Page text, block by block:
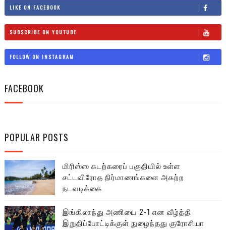
LIKE ON FACEBOOK
SUBSCRIBE ON YOUTUBE
FOLLOW ON INSTAGRAM
FACEBOOK
POPULAR POSTS
மிரிஸ்ஸ கடற்கரைப் பகுதியில் உள்ள
சட்டவிரோத நிர்மாணங்களை அகற்ற
நடவடிக்கை
இங்கிலாந்து அணியை 2-1 என வீழ்த்தி
இறுதிப்போட்டிக்குள் நுழைந்தது குரோசியா